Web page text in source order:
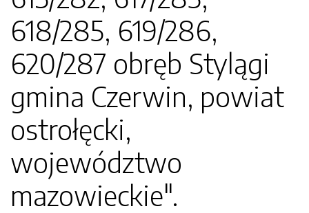
618/285, 619/286,
620/287 obręb Stylągi
gmina Czerwin, powiat
ostrołęcki,
województwo
mazowieckie".